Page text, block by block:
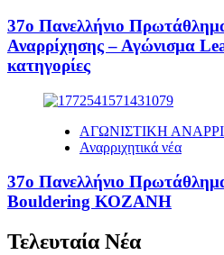
37ο Πανελλήνιο
Αναρρίχησης – Αγώνισμα
κατηγορίες
ΑΓΩΝΙΣΤΙΚΗ
Αναρριχητικά νέα
37ο Πανελλήνιο
Bouldering ΚΟΖΑΝΗ
Τελευταία Νέα